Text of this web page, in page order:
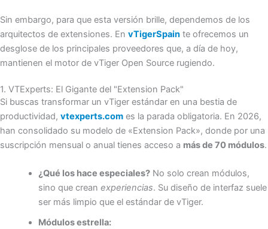
Sin embargo, para que esta versión brille, dependemos de los
arquitectos de extensiones. En vTigerSpain te ofrecemos un
desglose de los principales proveedores que, a día de hoy,
mantienen el motor de vTiger Open Source rugiendo.
1. VTExperts: El Gigante del "Extension Pack"
Si buscas transformar un vTiger estándar en una bestia de
productividad, vtexperts.com es la parada obligatoria. En 2026,
han consolidado su modelo de «Extension Pack», donde por una
suscripción mensual o anual tienes acceso a más de 70 módulos.
¿Qué los hace especiales?No solo crean módulos,
sino que crean experiencias. Su diseño de interfaz suele
ser más limpio que el estándar de vTiger.
Módulos estrella: